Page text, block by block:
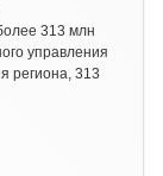
313 млн
управления
региона, 313